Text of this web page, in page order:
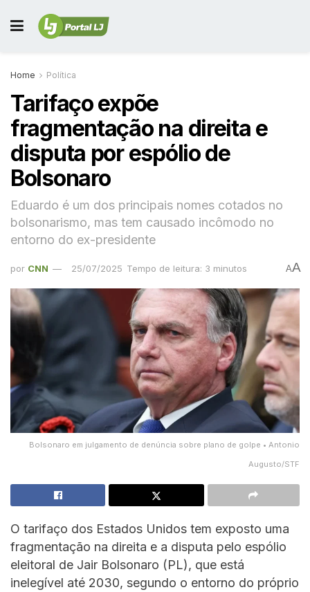
Home Política
Tarifaço expõe
fragmentação na direita e
disputa por espólio de
Bolsonaro
Eduardo é um dos principais nomes cotados no
bolsonarismo, mas tem causado incômodo no
entorno do ex-presidente
por CNN 25/07/2025 Tempo de leitura: 3 minutos AA
Bolsonaro em julgamento de denúncia sobre plano de golpe • Antonio
Augusto/STF
O tarifaço dos Estados Unidos tem exposto uma
fragmentação na direita e a disputa pelo espólio
eleitoral de Jair Bolsonaro (PL), que está
inelegível até 2030, segundo o entorno do próprio